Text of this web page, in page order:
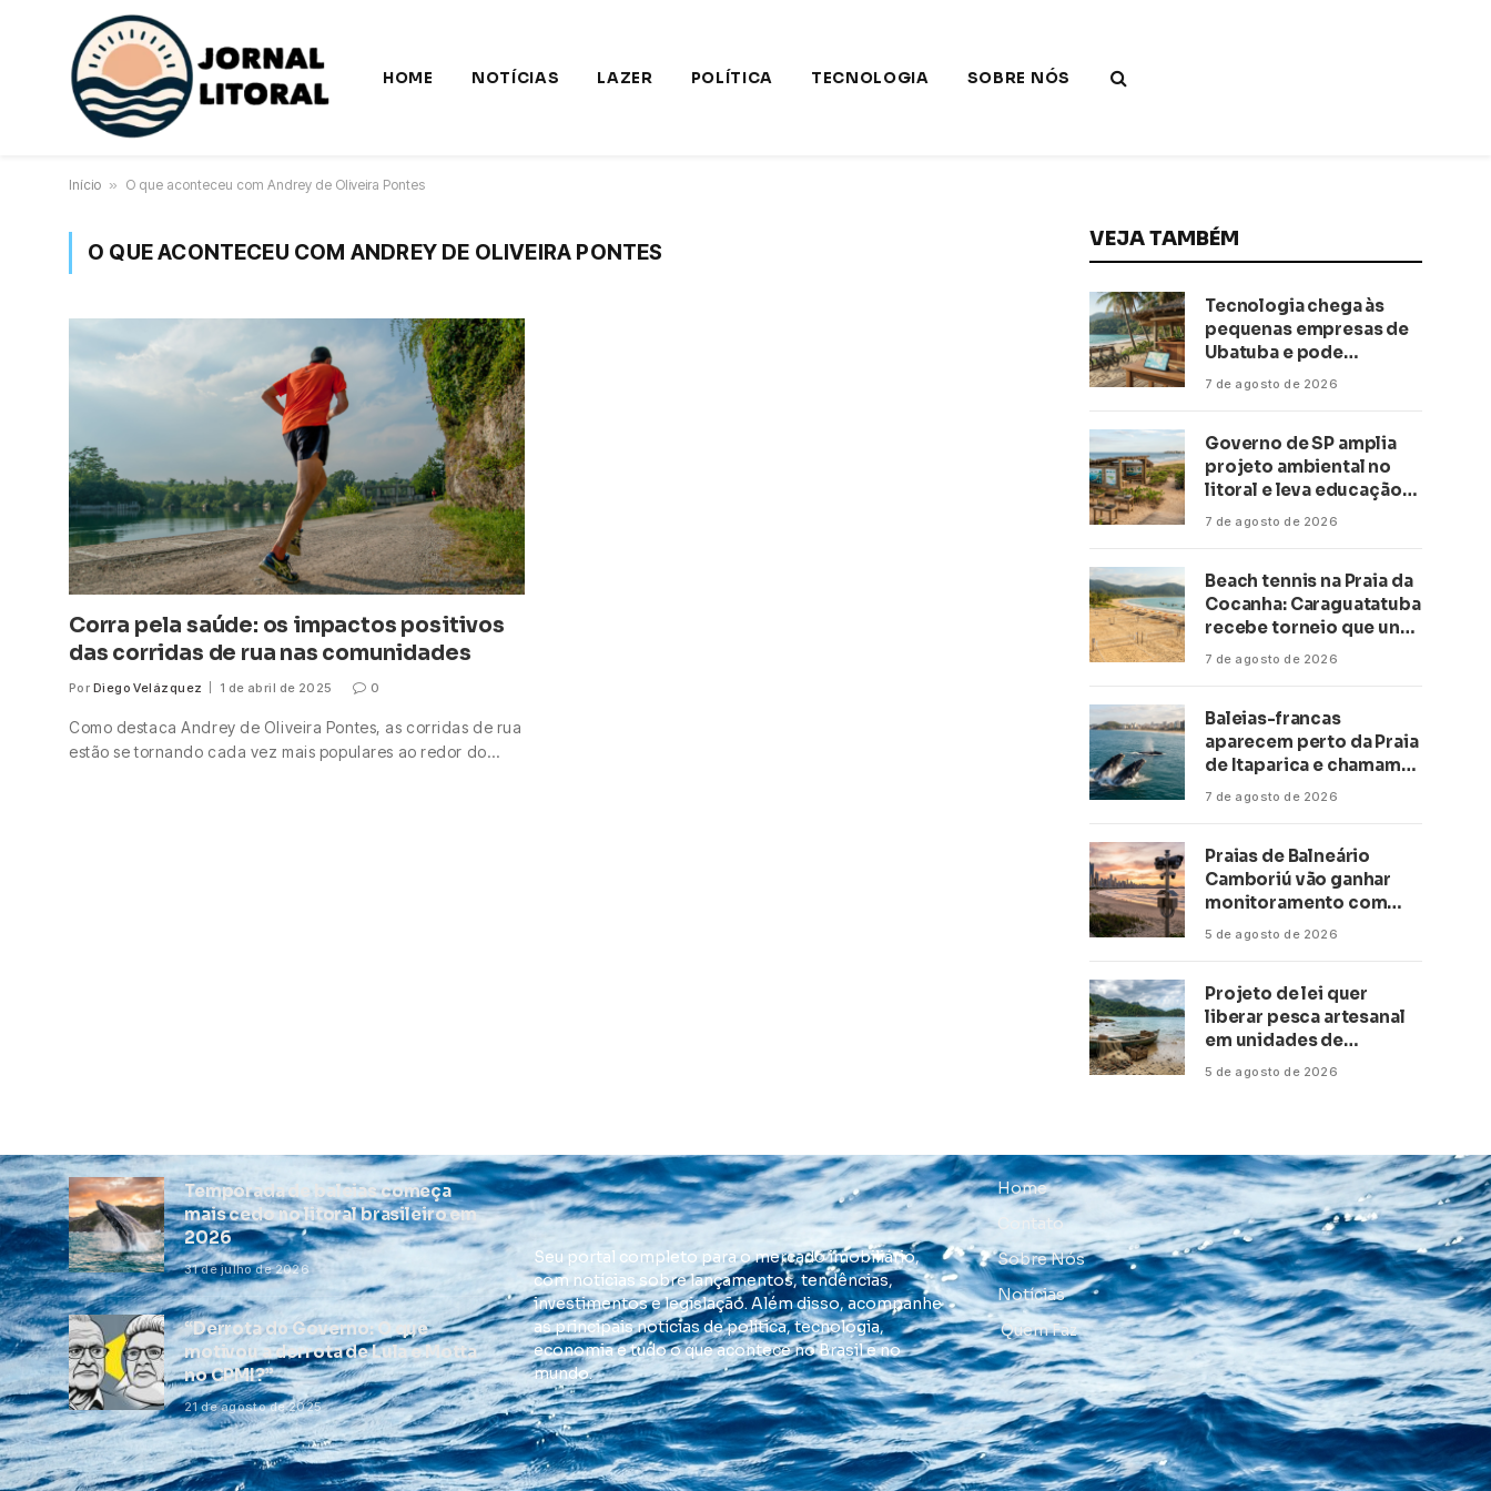
HOME NOTÍCIAS LAZER POLÍTICA TECNOLOGIA SOBRE NÓS
Início » O que aconteceu com Andrey de Oliveira Pontes
O QUE ACONTECEU COM ANDREY DE OLIVEIRA PONTES
Corra pela saúde: os impactos positivos
das corridas de rua nas comunidades
Por Diego Velázquez 1 de abril de 2025 0
Como destaca Andrey de Oliveira Pontes, as corridas de rua
estão se tornando cada vez mais populares ao redor do…
VEJA TAMBÉM
Tecnologia chega às
pequenas empresas de
Ubatuba e pode
transformar negócios
7 de agosto de 2026
Governo de SP amplia
projeto ambiental no
litoral e leva educação
climática a escolas de 16
7 de agosto de 2026
Beach tennis na Praia da
Cocanha: Caraguatatuba
recebe torneio que une
esporte, lazer e mar
7 de agosto de 2026
Baleias-francas
aparecem perto da Praia
de Itaparica e chamam
atenção no litoral do
7 de agosto de 2026
Praias de Balneário
Camboriú vão ganhar
monitoramento com
inteligência artificial
5 de agosto de 2026
Projeto de lei quer
liberar pesca artesanal
em unidades de
conservação
5 de agosto de 2026
Temporada de baleias começa
mais cedo no litoral brasileiro em
2026
31 de julho de 2026
“Derrota do Governo: O que
motivou a derrota de Lula e Motta
no CPMI?”
21 de agosto de 2025
Seu portal completo para o mercado imobiliário,
com notícias sobre lançamentos, tendências,
investimentos e legislação. Além disso, acompanhe
as principais notícias de política, tecnologia,
economia e tudo o que acontece no Brasil e no
mundo.
Home
Contato
Sobre Nós
Notícias
Quem Faz